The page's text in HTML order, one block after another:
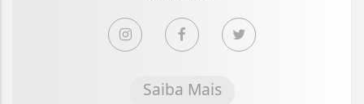
Saiba Mais